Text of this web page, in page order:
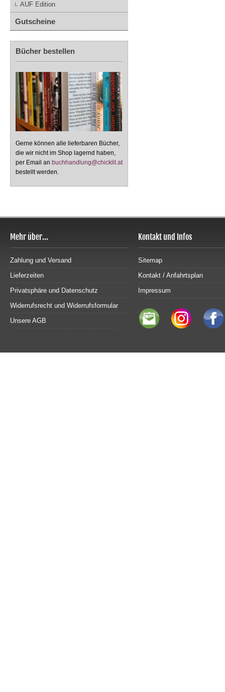
AUF Edition
Gutscheine
Bücher bestellen
Gerne können alle lieferbaren Bücher,
die wir nicht im Shop lagernd haben,
per Email an buchhandlung@chicklit.at
bestellt werden.
Mehr über...
Zahlung und Versand
Lieferzeiten
Privatsphäre und Datenschutz
Widerrufsrecht und Widerrufsformular
Unsere AGB
Kontakt und Infos
Sitemap
Kontakt / Anfahrtsplan
Impressum